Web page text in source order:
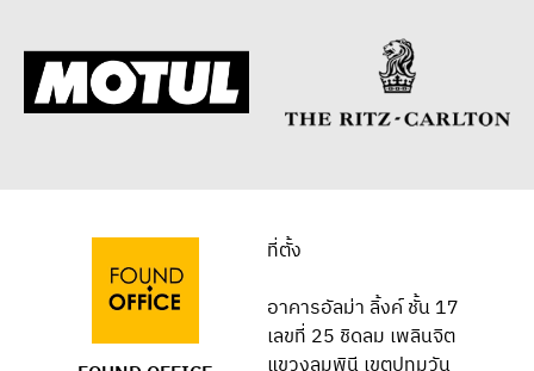
ที่ตั้ง
อาคารอัลม่า ลิ้งค์ ชั้น 17
เลขที่ 25 ชิดลม เพลินจิต